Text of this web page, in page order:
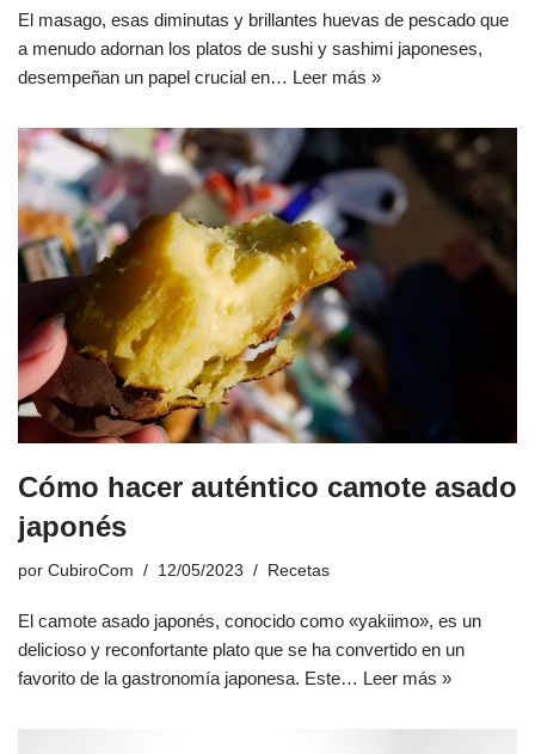
El masago, esas diminutas y brillantes huevas de pescado que
a menudo adornan los platos de sushi y sashimi japoneses,
desempeñan un papel crucial en… Leer más »
Cómo hacer auténtico camote asado
japonés
por CubiroCom 12/05/2023 Recetas
El camote asado japonés, conocido como «yakiimo», es un
delicioso y reconfortante plato que se ha convertido en un
favorito de la gastronomía japonesa. Este… Leer más »